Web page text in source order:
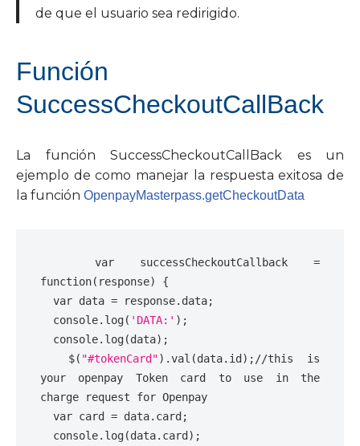
de que el usuario sea redirigido.
Función
SuccessCheckoutCallBack
La función SuccessCheckoutCallBack es un
ejemplo de como manejar la respuesta exitosa de
la función OpenpayMasterpass.getCheckoutData
var successCheckoutCallback
=
function( response)
{
var data = response. data;
console. log( 'DATA:' );
console. log(data);
$( "#tokenCard").val (data. id ); //this is
your openpay Token card to use in the
charge request for Openpay
var card = data. card ;
console. log(data. card );